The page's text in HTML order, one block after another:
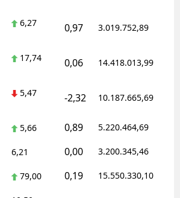
6,27 0,97 3.019.752,89
17,74 0,06 14.418.013,99
5,47 -2,32 10.187.665,69
5,66 0,89 5.220.464,69
6,21 0,00 3.200.345,46
79,00 0,19 15.550.330,10